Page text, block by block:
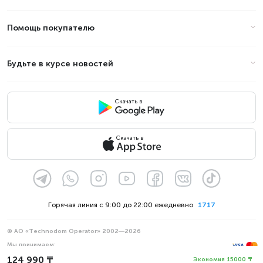
124 990 ₸ Экономия 15000 ₸
Помощь покупателю
Будьте в курсе новостей
Скачать в
Скачать в
1717
Горячая линия с 9:00 до 22:00 ежедневно
© АО «Technodom Operator» 2002—2026
Мы принимаем:
Официальное уведомление